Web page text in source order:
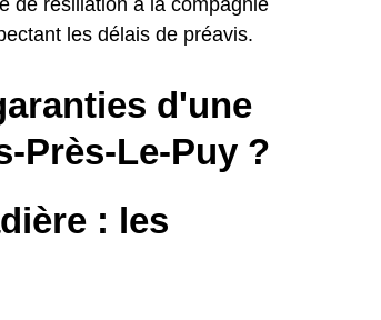
les délais de préavis.
d'une
Près-Le-Puy ?
: les